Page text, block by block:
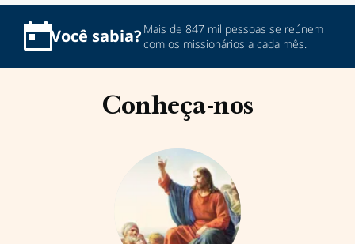
Você sabia? Mais de 847 mil pessoas se reúnem
com os missionários a cada mês.
Conheça-nos